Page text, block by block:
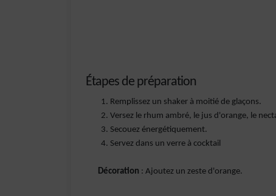
Étapes de préparation
Remplissez un shaker à moitié de glaçons.
Versez le rhum ambré, le jus d'orange, le
Secouez énergétiquement.
Servez dans un verre à cocktail
Décoration : Ajoutez un zeste d'orange.